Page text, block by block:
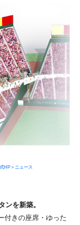
HP＞ニュース
ンを新築。
付きの座席・ゆった